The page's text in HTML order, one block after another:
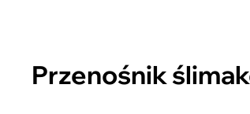
Przenośnik